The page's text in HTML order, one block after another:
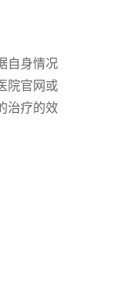
自身情况
院官网或
治疗的效